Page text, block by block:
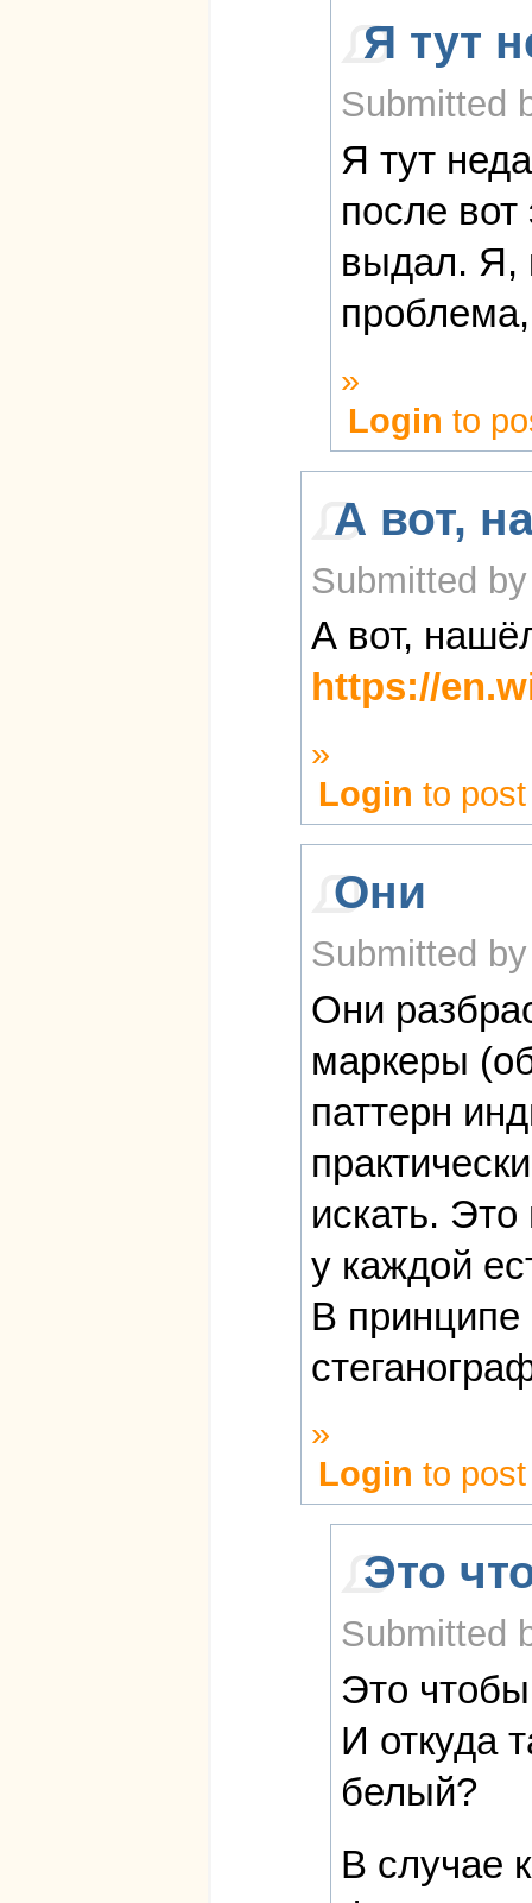
Я тут
Submitted
Я тут
после
выдал. Я,
»
Login to
А вот,
Submitted
А вот,
https://
»
Login to
Они
Submitted
Они
маркеры
паттерн
искать.
у каждой
В принципе
»
Login to
Это
Submitted
Это
И откуда
белый?
В случае